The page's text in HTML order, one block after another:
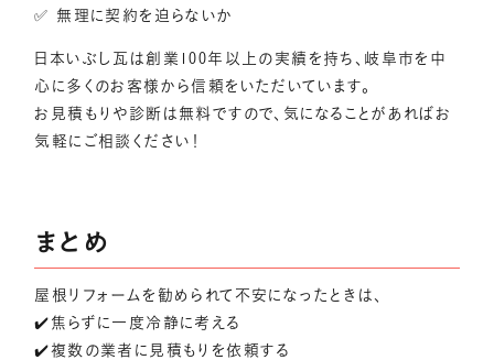
✅ 無理に契約を迫らないか
日本いぶし瓦は創業100年以上の実績を持ち、岐阜市を中
心に多くのお客様から信頼をいただいています。
お見積もりや診断は無料ですので、気になることがあればお
気軽にご相談ください！
まとめ
屋根リフォームを勧められて不安になったときは、
✔️焦らずに一度冷静に考える
✔️複数の業者に見積もりを依頼する